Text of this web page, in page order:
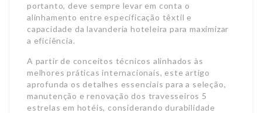
portanto, deve sempre levar em conta o
alinhamento entre especificação têxtil e
capacidade da lavanderia hoteleira para maximizar
a eficiência.
A partir de conceitos técnicos alinhados às
melhores práticas internacionais, este artigo
aprofunda os detalhes essenciais para a seleção,
manutenção e renovação dos travesseiros 5
estrelas em hotéis, considerando durabilidade